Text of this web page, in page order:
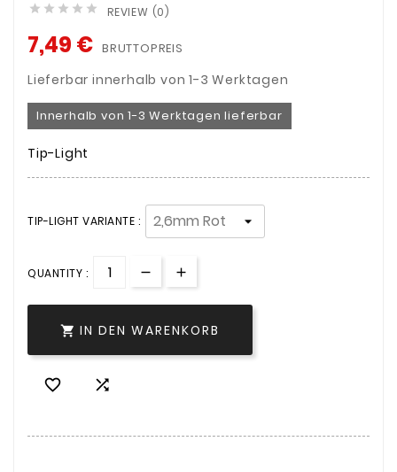
     REVIEW (0)
7,49 € BRUTTOPREIS
Lieferbar innerhalb von 1-3 Werktagen
Innerhalb von 1-3 Werktagen lieferbar
Tip-Light
TIP-LIGHT VARIANTE :
QUANTITY :
 IN DEN WARENKORB
 